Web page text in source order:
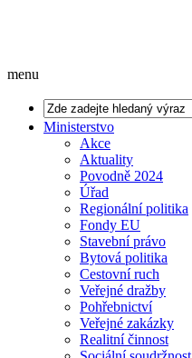
menu
Ministerstvo
Akce
Aktuality
Povodně 2024
Úřad
Regionální politika
Fondy EU
Stavební právo
Bytová politika
Cestovní ruch
Veřejné dražby
Pohřebnictví
Veřejné zakázky
Realitní činnost